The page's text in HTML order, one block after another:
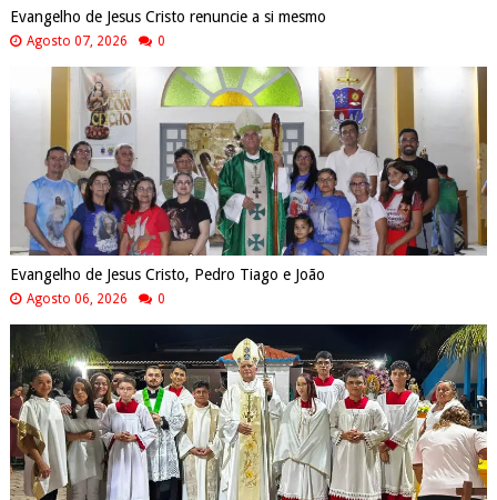
Evangelho de Jesus Cristo renuncie a si mesmo
Agosto 07, 2026 0
Evangelho de Jesus Cristo, Pedro Tiago e João
Agosto 06, 2026 0